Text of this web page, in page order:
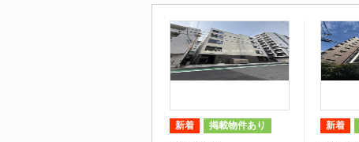
新着 掲載物件あり 新着